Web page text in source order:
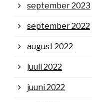
september 2023
september 2022
august 2022
juuli 2022
juuni 2022